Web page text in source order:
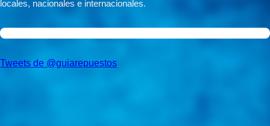
locales, nacionales e internacionales.
Tweets de @guiarepuestos